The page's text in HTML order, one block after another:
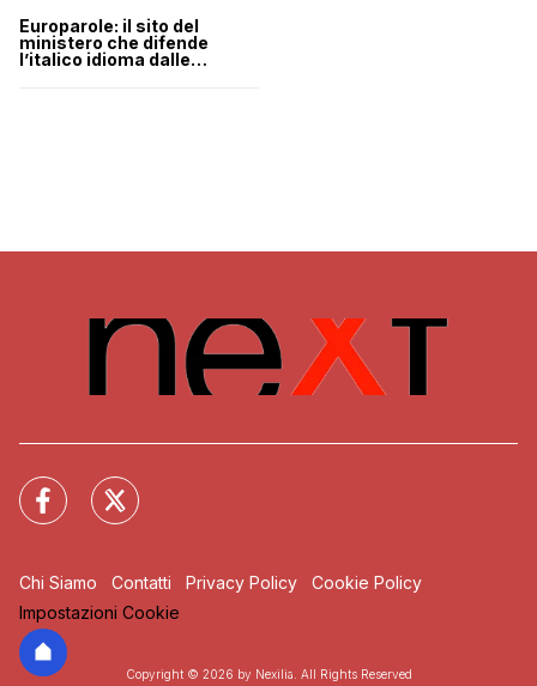
Europarole: il sito del
ministero che difende
l’italico idioma dalle
Chi Siamo Contatti Privacy Policy
Cookie Policy
Impostazioni Cookie
Copyright © 2026 by Nexilia. All Rights Reserved